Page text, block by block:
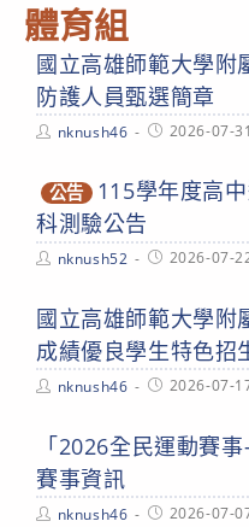
體育組
國立高雄師範大學附
防護人員甄選簡章
Postnknush46
Post2026-07-31
公告
115學年度高
科測驗公告
Postnknush52
Post2026-07-
國立高雄師範大學附
成績優良學生特色招
Postnknush46
Post2026-07-
「2026全民運動賽
賽事資訊
Postnknush46
Post2026-07-